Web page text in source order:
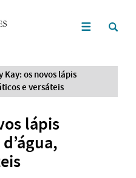
Kay: os novos lápis
e versáteis
lápis